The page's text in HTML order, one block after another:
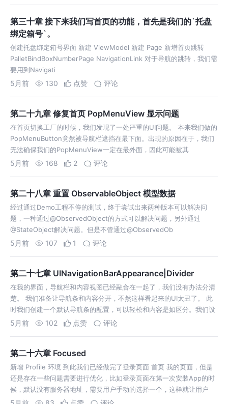
第三十章 接下来我们写首页的功能，首先是我们的`托盘
绑定箱号`。
创建托盘绑定箱号界面 新建 ViewModel 新建 Page 新增首页跳转
PalletBindBoxNumberPage NavigationLink 对于导航的跳转，我们需
要用到Navigati
5月前 130 点赞 评论
第二十九章 修复首页 PopMenuView 显示问题
在首页切换工厂的时候，我们发现了一处严重的UI问题。 本来我们做的
PopMenuButton竟然被导航栏遮挡在最下面。出现的原因在于，我们
无法确保我们的PopMenuView一定在最外面，因此可能被其
5月前 168 2 评论
第二十八章 重置 ObservableObject 模型数据
经过通过Demo工程不停的测试，终于尝试出来两种版本可以解决问
题，一种通过@ObservedObject的方式可以解决问题，另外通过
@StateObject解决问题。但是不管通过@ObservedOb
5月前 107 1 评论
第二十七章 UINavigationBarAppearance|Divider
在我的界面，导航栏和内容视图已经融合在一起了，我们没有办法分清
楚。 我们准备让导航条和内容分开，不然这样看起来的UI太丑了。 此
时我们创建一个默认导航条的配置，可以轻松和内容是如区分。我们设
置一下导航
5月前 102 点赞 评论
第二十六章 Focused
新增 Profile 环境 到此我们已经做完了登录页面 首页 我的页面，但是
还是存在一些问题需要进行优化，比如登录页面在第一次安装App的时
候，默认没有服务器地址，需要用户手动的选择一个，这样就让用户